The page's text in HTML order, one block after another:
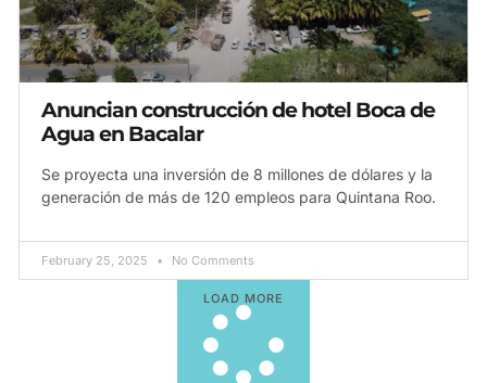
Anuncian construcción de hotel Boca de
Agua en Bacalar
Se proyecta una inversión de 8 millones de dólares y la
generación de más de 120 empleos para Quintana Roo.
February 25, 2025 No Comments
LOAD MORE